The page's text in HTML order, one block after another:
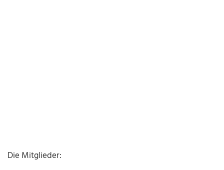
Die Mitglieder: